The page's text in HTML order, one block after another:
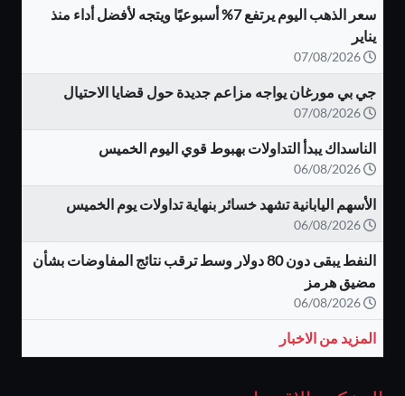
سعر الذهب اليوم يرتفع 7% أسبوعيًا ويتجه لأفضل أداء منذ
يناير
جي بي مورغان يواجه مزاعم جديدة حول قضايا الاحتيال
الناسداك يبدأ التداولات بهبوط قوي اليوم الخميس
الأسهم اليابانية تشهد خسائر بنهاية تداولات يوم الخميس
النفط يبقى دون 80 دولار وسط ترقب نتائج المفاوضات بشأن
مضيق هرمز
المزيد من الاخبار